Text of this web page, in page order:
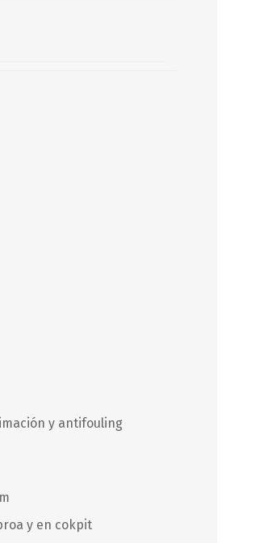
WEST MARINE
y antifouling
y en cokpit